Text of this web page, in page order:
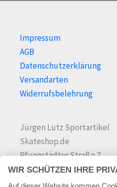
Impressum
AGB
Datenschutzerklärung
Versandarten
Widerrufsbelehrung
Jürgen Lutz Sportartikel
Skateshop.de
Pfungstädter Straße 7
64342 Seeheim-Jugenheim
Tel.06257 868181